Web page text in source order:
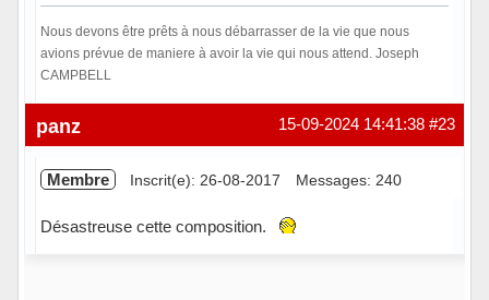
Nous devons être prêts à nous débarrasser de la vie que nous
avions prévue de maniere à avoir la vie qui nous attend. Joseph
CAMPBELL
Hors ligne #23
15-09-2024 14:41:38
panz
Membre Inscrit(e): 26-08-2017 Messages: 240
Désastreuse cette composition.